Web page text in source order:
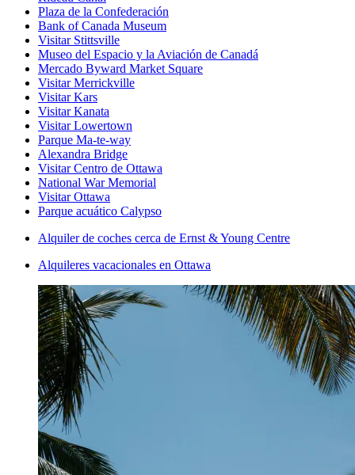
Plaza de la Confederación
Bank of Canada Museum
Visitar Stittsville
Museo del Espacio y la Aviación de Canadá
Mercado Byward Market Square
Visitar Merrickville
Visitar Kars
Visitar Kanata
Visitar Lowertown
Parque Ma-te-way
Alexandra Bridge
Visitar Centro de Ottawa
National War Memorial
Visitar Ottawa
Parque acuático Calypso
Alquiler de coches cerca de Ernst & Young Centre
Alquileres vacacionales en Ottawa